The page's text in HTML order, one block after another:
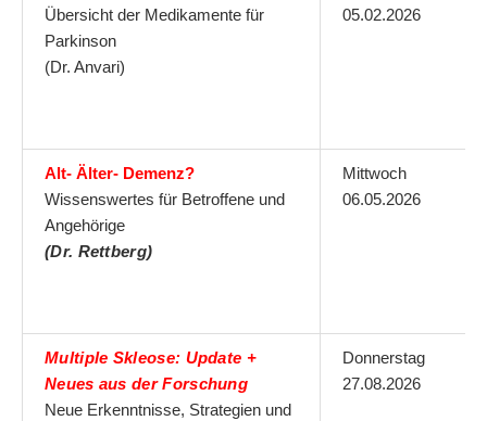
Übersicht der Medikamente für
Parkinson
(Dr. Anvari)
05.02.2026
Alt- Älter- Demenz?
Wissenswertes für Betroffene und
Angehörige
(Dr. Rettberg)
Mittwoch
06.05.2026
Multiple Skleose: Update +
Neues aus der Forschung
Neue Erkenntnisse, Strategien und
Donnerstag
27.08.2026